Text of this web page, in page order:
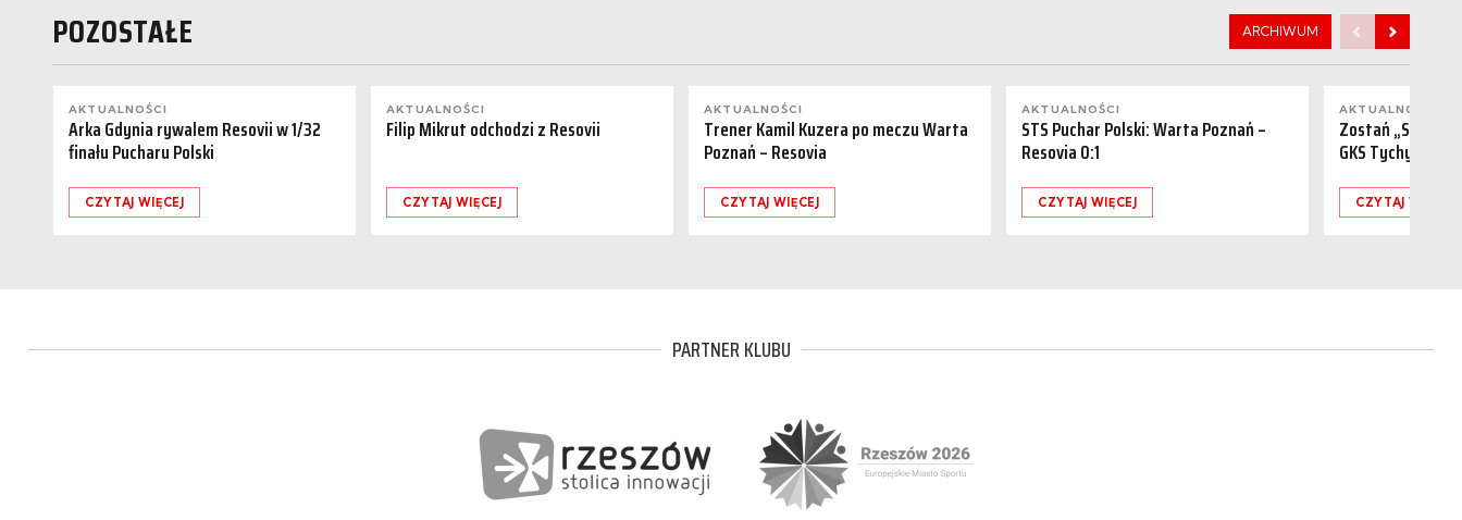
POZOSTAŁE ARCHIWUM
AKTUALNOŚCI
Arka Gdynia rywalem Resovii w 1/32
finału Pucharu Polski
CZYTAJ WIĘCEJ
AKTUALNOŚCI
Filip Mikrut odchodzi z Resovii
CZYTAJ WIĘCEJ
AKTUALNOŚCI
Trener Kamil Kuzera po meczu Warta
Poznań – Resovia
CZYTAJ WIĘCEJ
AKTUALNOŚCI
STS Puchar Polski: Warta Poznań –
Resovia 0:1
CZYTAJ WIĘCEJ
AKTUALNOŚCI
Zostań
GKS Tychy
CZYTAJ WIĘCEJ
PARTNER KLUBU